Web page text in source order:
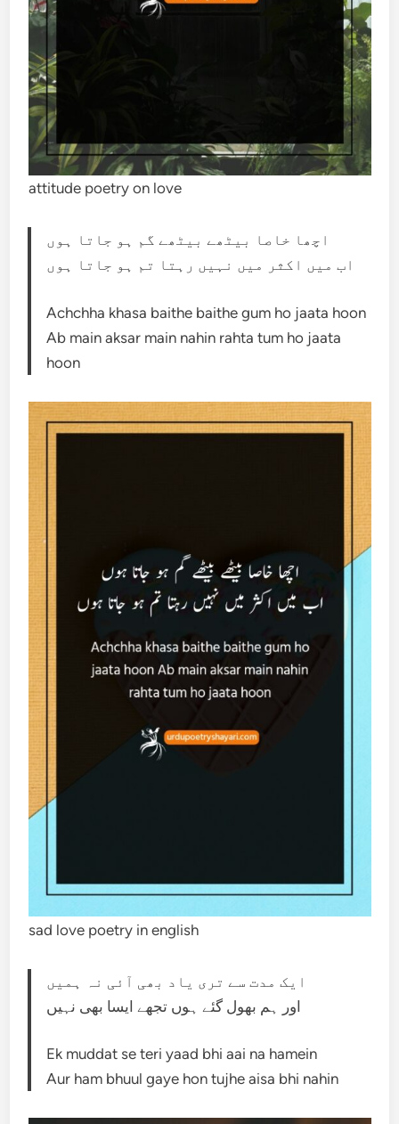
attitude poetry on love
اچھا خاصا بیٹھے بیٹھے گم ہو جاتا ہوں
اب میں اکثر میں نہیں رہتا تم ہو جاتا ہوں
Achchha khasa baithe baithe gum ho jaata hoon
Ab main aksar main nahin rahta tum ho jaata
hoon
sad love poetry in english
ایک مدت سے تری یاد بھی آئی نہ ہمیں
اور ہم بھول گئے ہوں تجھے ایسا بھی نہیں
Ek muddat se teri yaad bhi aai na hamein
Aur ham bhuul gaye hon tujhe aisa bhi nahin